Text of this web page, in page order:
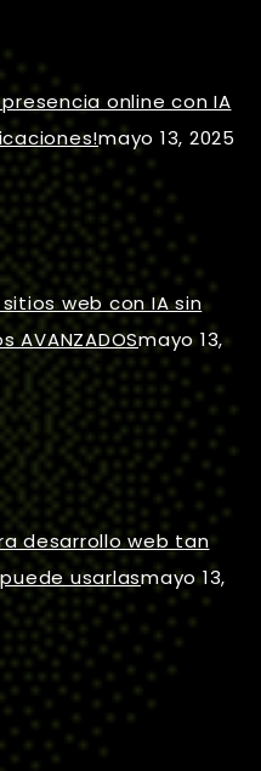
online con IA
mayo 13, 2025
web con IA sin
mayo 13,
desarrollo web tan
usarlasmayo 13,